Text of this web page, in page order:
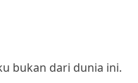
bukan dari dunia ini.